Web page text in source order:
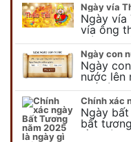
Ngày vía
vía ông
mùng 10
trong
Ngày
nước lên
thế nào?
con
Ngày
bất
về ngày